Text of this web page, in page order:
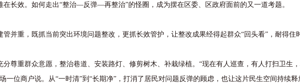
效。如何走出“整治—反弹—再整治”的怪圈，成为摆在区委、区政府面前的又一道考题。
重，既抓当前突出环境问题整改，更抓长效管护，让整改成果经得起群众“回头看”，耐得住时
重群众意愿，整治巷道、安装路灯、修剪树木、补栽绿植。“现在有人巡查，有人打扫卫生
一位商户说。从“一时清”到“长期净”，打消了居民对问题反弹的顾虑，也让这片民生空间持续释